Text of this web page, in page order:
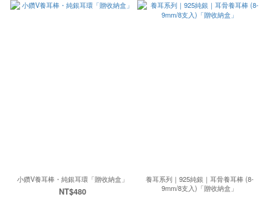
小鑽V養耳棒・純銀耳環「贈收納盒」
NT$480
養耳系列｜925純銀｜耳骨養耳棒 (8-
9mm/8支入)「贈收納盒」